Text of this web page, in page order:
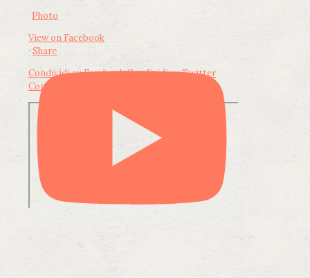
Photo
View on Facebook
· Share
Condividi su FacebookCondividi su Twitter
Condividi su LinkedIn